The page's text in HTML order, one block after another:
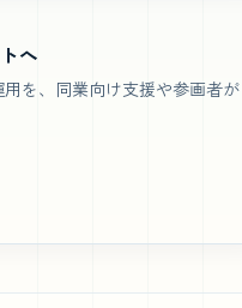
へ
を、同業向け支援や参画者が